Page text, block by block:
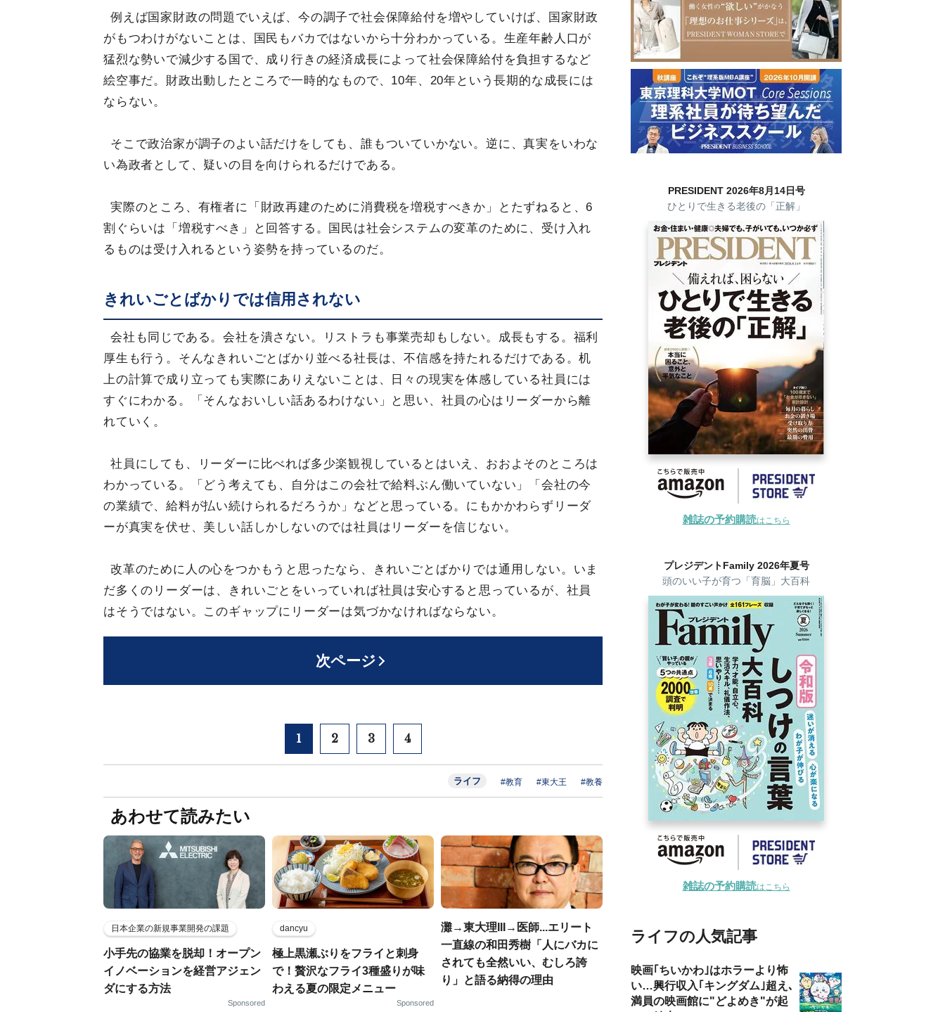
例えば国家財政の問題でいえば、今の調子で社会保障給付を増やしていけば、国家財政
がもつわけがないことは、国民もバカではないから十分わかっている。生産年齢人口が
猛烈な勢いで減少する国で、成り行きの経済成長によって社会保障給付を負担するなど
絵空事だ。財政出動したところで一時的なもので、10年、20年という長期的な成長には
ならない。
そこで政治家が調子のよい話だけをしても、誰もついていかない。逆に、真実をいわな
い為政者として、疑いの目を向けられるだけである。
実際のところ、有権者に「財政再建のために消費税を増税すべきか」とたずねると、6
割ぐらいは「増税すべき」と回答する。国民は社会システムの変革のために、受け入れ
るものは受け入れるという姿勢を持っているのだ。
きれいごとばかりでは信用されない
会社も同じである。会社を潰さない。リストラも事業売却もしない。成長もする。福利
厚生も行う。そんなきれいごとばかり並べる社長は、不信感を持たれるだけである。机
上の計算で成り立っても実際にありえないことは、日々の現実を体感している社員には
すぐにわかる。「そんなおいしい話あるわけない」と思い、社員の心はリーダーから離
れていく。
社員にしても、リーダーに比べれば多少楽観視しているとはいえ、おおよそのところは
わかっている。「どう考えても、自分はこの会社で給料ぶん働いていない」「会社の今
の業績で、給料が払い続けられるだろうか」などと思っている。にもかかわらずリーダ
ーが真実を伏せ、美しい話しかしないのでは社員はリーダーを信じない。
改革のために人の心をつかもうと思ったなら、きれいごとばかりでは通用しない。いま
だ多くのリーダーは、きれいごとをいっていれば社員は安心すると思っているが、社員
はそうではない。このギャップにリーダーは気づかなければならない。
次ページ
1 2 3 4
ライフ #教育 #東大王 #教養
あわせて読みたい
日本企業の新規事業開発の課題
小手先の協業を脱却！オープン
イノベーションを経営アジェン
ダにする方法
Sponsored
dancyu
極上黒瀬ぶりをフライと刺身
で！贅沢なフライ3種盛りが味
わえる夏の限定メニュー
Sponsored
灘→東大理III→医師...エリート
一直線の和田秀樹「人にバカに
されても全然いい、むしろ誇
り」と語る納得の理由
PRESIDENT 2026年8月14日号
ひとりで生きる老後の「正解」
雑誌の予約購読はこちら
プレジデントFamily 2026年夏号
頭のいい子が育つ「育脳」大百科
雑誌の予約購読はこちら
ライフの人気記事
映画｢ちいかわ｣はホラーより怖
い…興行収入｢キングダム｣超え､
満員の映画館に"どよめき"が起